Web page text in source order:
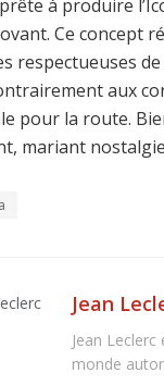
à produire
Ce concept
respectueuses
aux
pour la route.
mariant
Jean
Jean
monde